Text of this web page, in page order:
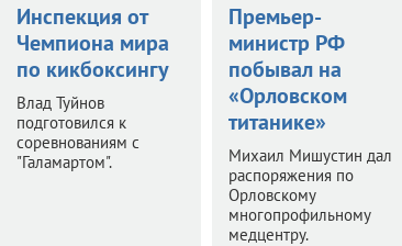
Инспекция от
Чемпиона мира
по кикбоксингу
Влад Туйнов
подготовился к
соревнованиям с
"Галамартом".
Премьер-
министр РФ
побывал на
«Орловском
титанике»
Михаил Мишустин дал
распоряжения по
Орловскому
многопрофильному
медцентру.